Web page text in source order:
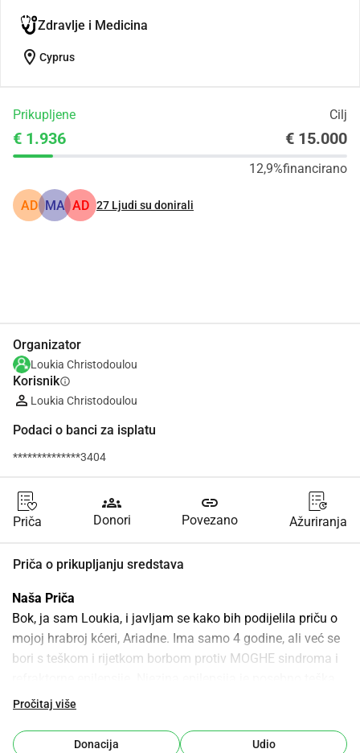
Zdravlje i Medicina
location_on Cyprus
Prikupljene Cilj
€ 1.936 € 15.000
12,9%financirano
AD MA AD 27 Ljudi su donirali
Organizator
Loukia Christodoulou
Korisnikinfo
Loukia Christodoulou
Podaci o banci za isplatu
**************3404
Priča
groups
Donori
link
Povezano Ažuriranja
Priča o prikupljanju sredstava
Naša Priča
Bok, ja sam Loukia, i javljam se kako bih podijelila priču o
mojoj hrabroj kćeri, Ariadne. Ima samo 4 godine, ali već se
bori s teškom i rijetkom borbom protiv MOGHE sindroma i
jer se ne može kontrolirati lijekovima.
Ariadnina priča počela je kada je imala samo 10 mjeseci.
Pročitaj više
Donacija Udio